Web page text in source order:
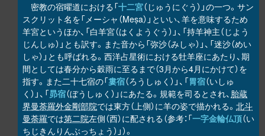
密教の宿曜道における「十二宮（じゅうにぐう）」の一つ。サン
スクリット名を「メーシャ（Meṣa）」といい、羊を意味するため
羊宮というほか、「白羊宮（はくようぐう）」、「持羊神主（じよう
じんしゅ）」とも訳す。また音から「弥沙（みしゃ）」、「迷沙（めい
しゃ）」とも呼ばれる。西洋占星術における牡羊座にあたり、期
間としては春分から穀雨に至るまで（3月から4月にかけて）を
指す。また二十七宿の「婁宿（ろうしゅく）」、「胃宿（いしゅ
く）」、「昴宿（ぼうしゅく）」にあたる。規範を司るとされ、 胎蔵
界曼荼羅外金剛部院では東方（上側）に羊の姿で描かれる。 北斗
曼荼羅では第二院左側（西）に配される（参考：「一字金輪仏頂（い
ちじきんりんぶっちょう）」）。